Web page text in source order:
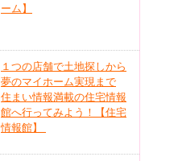
ーム】
１つの店舗で土地探しから
夢のマイホーム実現まで
住まい情報満載の住宅情報
館へ行ってみよう！【住宅
情報館】